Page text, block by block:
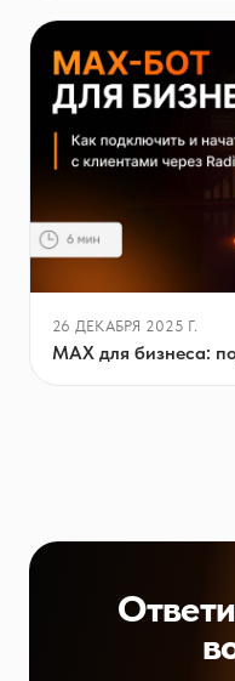
26 ДЕКАБРЯ 2025 Г.
MAX для бизнеса: